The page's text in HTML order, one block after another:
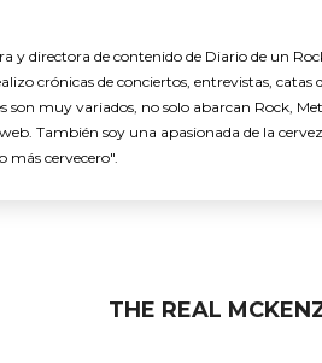
y directora de contenido de Diario de un
crónicas de conciertos, entrevistas, catas
son muy variados, no solo abarcan Rock,
También soy una apasionada de la
más cervecero".
THE REAL